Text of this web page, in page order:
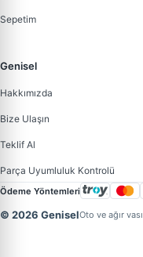
Sepetim
Genisel
Hakkımızda
Bize Ulaşın
Teklif Al
Parça Uyumluluk Kontrolü
Ödeme Yöntemleri
© 2026 GeniselOto ve ağır